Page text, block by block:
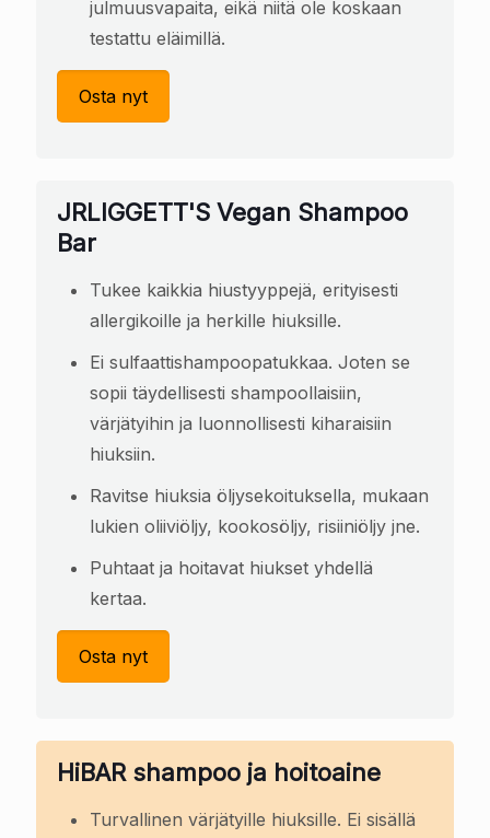
julmuusvapaita, eikä niitä ole koskaan
testattu eläimillä.
Osta nyt
JRLIGGETT'S Vegan Shampoo
Bar
Tukee kaikkia hiustyyppejä, erityisesti
allergikoille ja herkille hiuksille.
Ei sulfaattishampoopatukkaa. Joten se
sopii täydellisesti shampoollaisiin,
värjätyihin ja luonnollisesti kiharaisiin
hiuksiin.
Ravitse hiuksia öljysekoituksella, mukaan
lukien oliiviöljy, kookosöljy, risiiniöljy jne.
Puhtaat ja hoitavat hiukset yhdellä
kertaa.
Osta nyt
HiBAR shampoo ja hoitoaine
Turvallinen värjätyille hiuksille. Ei sisällä